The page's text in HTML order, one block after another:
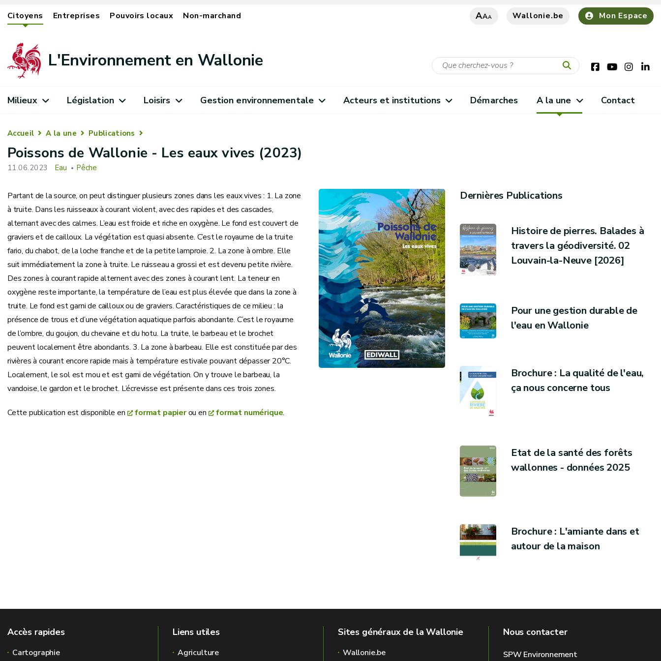
Citoyens Entreprises Pouvoirs locaux Non-marchand AAA Wallonie.be Mon Espace
L'Environnement en Wallonie
Milieux Législation Loisirs Gestion environnementale Acteurs et institutions Démarches A la une Contact
Accueil A la une Publications
Poissons de Wallonie - Les eaux vives (2023)
11.06.2023 Eau Pêche
Partant de la source, on peut distinguer plusieurs zones dans les eaux vives : 1. La zone
à truite. Dans les ruisseaux à courant violent, avec des rapides et des cascades,
alternant avec des calmes. L’eau est froide et riche en oxygène. Le fond est couvert de
graviers et de cailloux. La végétation est quasi absente. C’est le royaume de la truite
fario, du chabot, de la loche franche et de la petite lamproie. 2. La zone à ombre. Elle
suit immédiatement la zone à truite. Le ruisseau a grossi et est devenu petite rivière.
Des zones à courant rapide alternent avec des zones à courant lent. La teneur en
oxygène reste importante, la température de l’eau est plus élevée que dans la zone à
truite. Le fond est garni de cailloux ou de graviers. Caractéristiques de ce milieu : la
présence de trous et d’une végétation aquatique parfois abondante. C’est le royaume
de l’ombre, du goujon, du chevaine et du hotu. La truite, le barbeau et le brochet
peuvent localement être abondants. 3. La zone à barbeau. Elle est constituée par des
rivières à courant encore rapide mais à température estivale pouvant dépasser 20°C.
Localement, le sol est mou et est garni de végétation. On y trouve le barbeau, la
vandoise, le gardon et le brochet. L’écrevisse est présente dans ces trois zones.
Cette publication est disponible en format papierou en format numérique.
Dernières Publications
Histoire de pierres. Balades à
travers la géodiversité. 02
Louvain-la-Neuve [2026]
Pour une gestion durable de
l'eau en Wallonie
Brochure : La qualité de l'eau,
ça nous concerne tous
Etat de la santé des forêts
wallonnes - données 2025
Brochure : L'amiante dans et
autour de la maison
Accès rapides
Cartographie
Liens utiles
Agriculture
Sites généraux de la Wallonie
Wallonie.be
Nous contacter
SPW Environnement